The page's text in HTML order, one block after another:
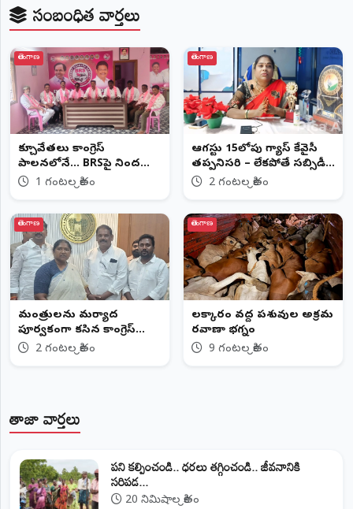
సంబంధిత వార్తలు
తెలంగాణ
కూల్చివేతలు కాంగ్రెస్
పాలనలోనే... BRSపై నిందలు
రాజకీయ కక్షసాధింపే: మధిర
1 గంటల క్రితం
తెలంగాణ
ఆగస్టు 15లోపు గ్యాస్ కేవైసీ
తప్పనిసరి – లేకపోతే సబ్సిడీ
నిలిపివేత2 గంటల క్రితం
తెలంగాణ
మంత్రులను మర్యాద
పూర్వకంగా కలిసిన కాంగ్రెస్
నాయకులు
2 గంటల క్రితం
తెలంగాణ
లక్కారం వద్ద పశువుల అక్రమ
రవాణా భగ్నం
9 గంటల క్రితం
తాజా వార్తలు
పని కల్పించండి.. ధరలు తగ్గించండి.. జీవనానికి
సరిపడ...
20 నిమిషాల క్రితం